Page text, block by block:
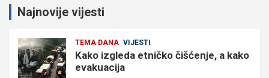
Najnovije vijesti
TEMA DANA VIJESTI
Kako izgleda etničko čišćenje, a kako
evakuacija